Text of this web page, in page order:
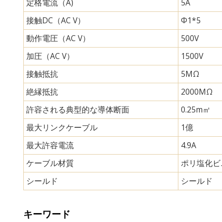
定格電流（A)
5A
接触DC（AC V）
Φ1*5
動作電圧（AC V）
500V
加圧（AC V）
1500V
接触抵抗
5MΩ
絶縁抵抗
2000MΩ
許容される典型的な導体断面
0.25m㎡
最大リンクケーブル
1億
最大許容電流
4.9A
ケーブル材質
ポリ塩化
シールド
シールド
キーワード